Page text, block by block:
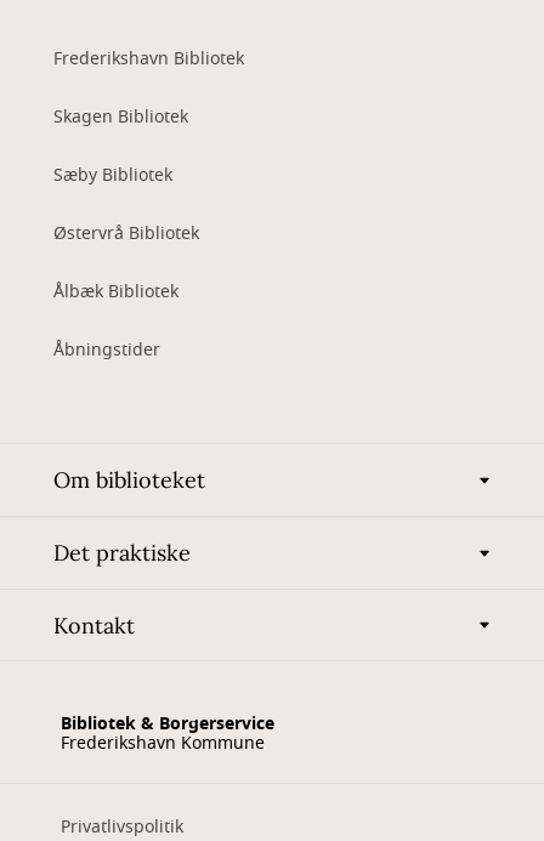
Frederikshavn Bibliotek
Skagen Bibliotek
Sæby Bibliotek
Østervrå Bibliotek
Ålbæk Bibliotek
Åbningstider
Om biblioteket
Det praktiske
Kontakt
Bibliotek & Borgerservice
Frederikshavn Kommune
Privatlivspolitik